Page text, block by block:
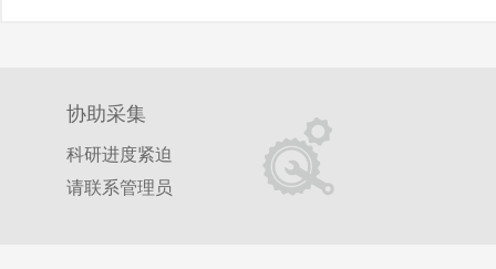
协助采集
科研进度紧迫
请联系管理员